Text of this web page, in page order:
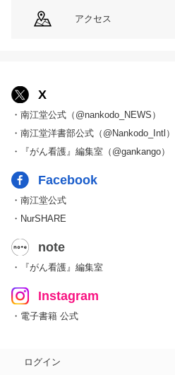
アクセス
X
・南江堂公式（@nankodo_NEWS）
・南江堂洋書部公式（@Nankodo_Intl）
・『がん看護』編集室（@gankango）
Facebook
・南江堂公式
・NurSHARE
note
・『がん看護』編集室
Instagram
・電子書籍 公式
ログイン